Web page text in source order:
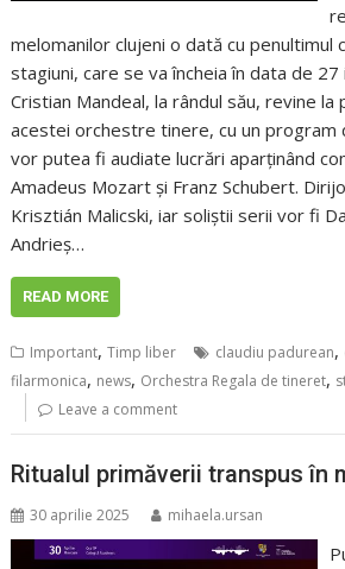
melomanilor clujeni o dată cu penultimul
stagiuni, care se va încheia în data de
Cristian Mandeal, la rândul său, revine la
acestei orchestre tinere, cu un program
vor putea fi audiate lucrări aparținând
Amadeus Mozart și Franz Schubert.
Krisztián Malicski, iar soliștii serii vor fi
Andrieș…
READ MORE
Important,Timp liber claudiu padurean,
filarmonica, news, Orchestra Regala de tineret,
Leave a comment
Ritualul primăverii transpus în
30 aprilie 2025 mihaela.ursan